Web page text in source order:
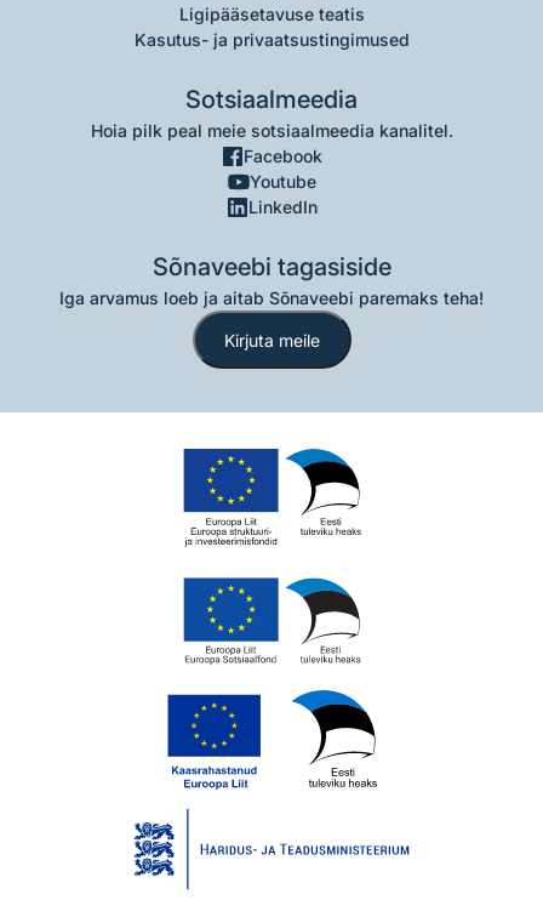
Ligipääsetavuse teatis
Kasutus- ja privaatsustingimused
Sotsiaalmeedia
Hoia pilk peal meie sotsiaalmeedia kanalitel.
Facebook
Youtube
LinkedIn
Sõnaveebi tagasiside
Iga arvamus loeb ja aitab Sõnaveebi paremaks teha!
Kirjuta meile